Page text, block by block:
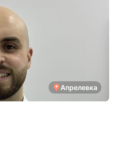
Апрелевка